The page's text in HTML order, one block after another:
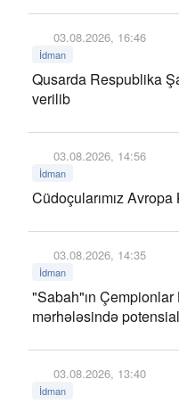
03.08.2026, 16:46
İdman
Qusarda Respublika
verilib
03.08.2026, 14:56
İdman
Cüdoçularımız
03.08.2026, 14:35
İdman
"Sabah"ın Çempionlar
mərhələsində
03.08.2026, 13:40
İdman